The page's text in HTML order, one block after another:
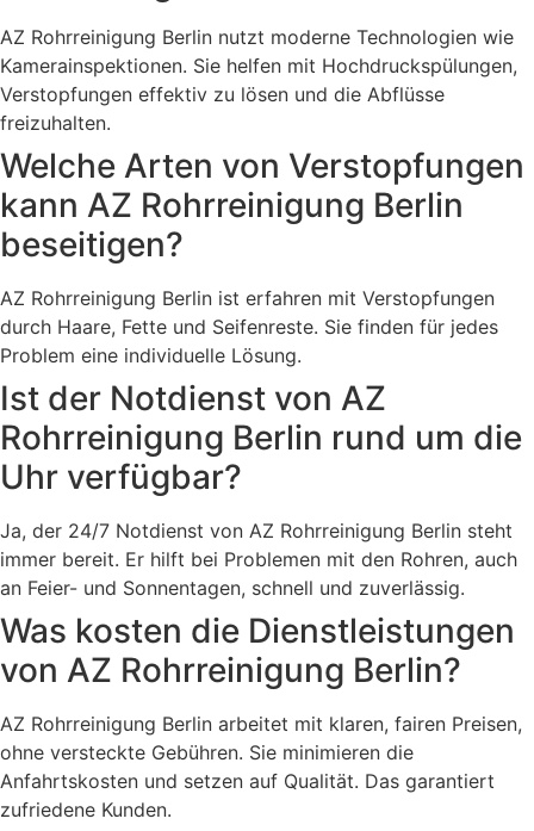
AZ Rohrreinigung Berlin nutzt moderne Technologien wie
Kamerainspektionen. Sie helfen mit Hochdruckspülungen,
Verstopfungen effektiv zu lösen und die Abflüsse
freizuhalten.
Welche Arten von Verstopfungen
kann AZ Rohrreinigung Berlin
beseitigen?
AZ Rohrreinigung Berlin ist erfahren mit Verstopfungen
durch Haare, Fette und Seifenreste. Sie finden für jedes
Problem eine individuelle Lösung.
Ist der Notdienst von AZ
Rohrreinigung Berlin rund um die
Uhr verfügbar?
Ja, der 24/7 Notdienst von AZ Rohrreinigung Berlin steht
immer bereit. Er hilft bei Problemen mit den Rohren, auch
an Feier- und Sonnentagen, schnell und zuverlässig.
Was kosten die Dienstleistungen
von AZ Rohrreinigung Berlin?
AZ Rohrreinigung Berlin arbeitet mit klaren, fairen Preisen,
ohne versteckte Gebühren. Sie minimieren die
Anfahrtskosten und setzen auf Qualität. Das garantiert
zufriedene Kunden.